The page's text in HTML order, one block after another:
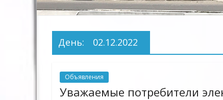
День: 02.12.2022
Объявления
Уважаемые потребители